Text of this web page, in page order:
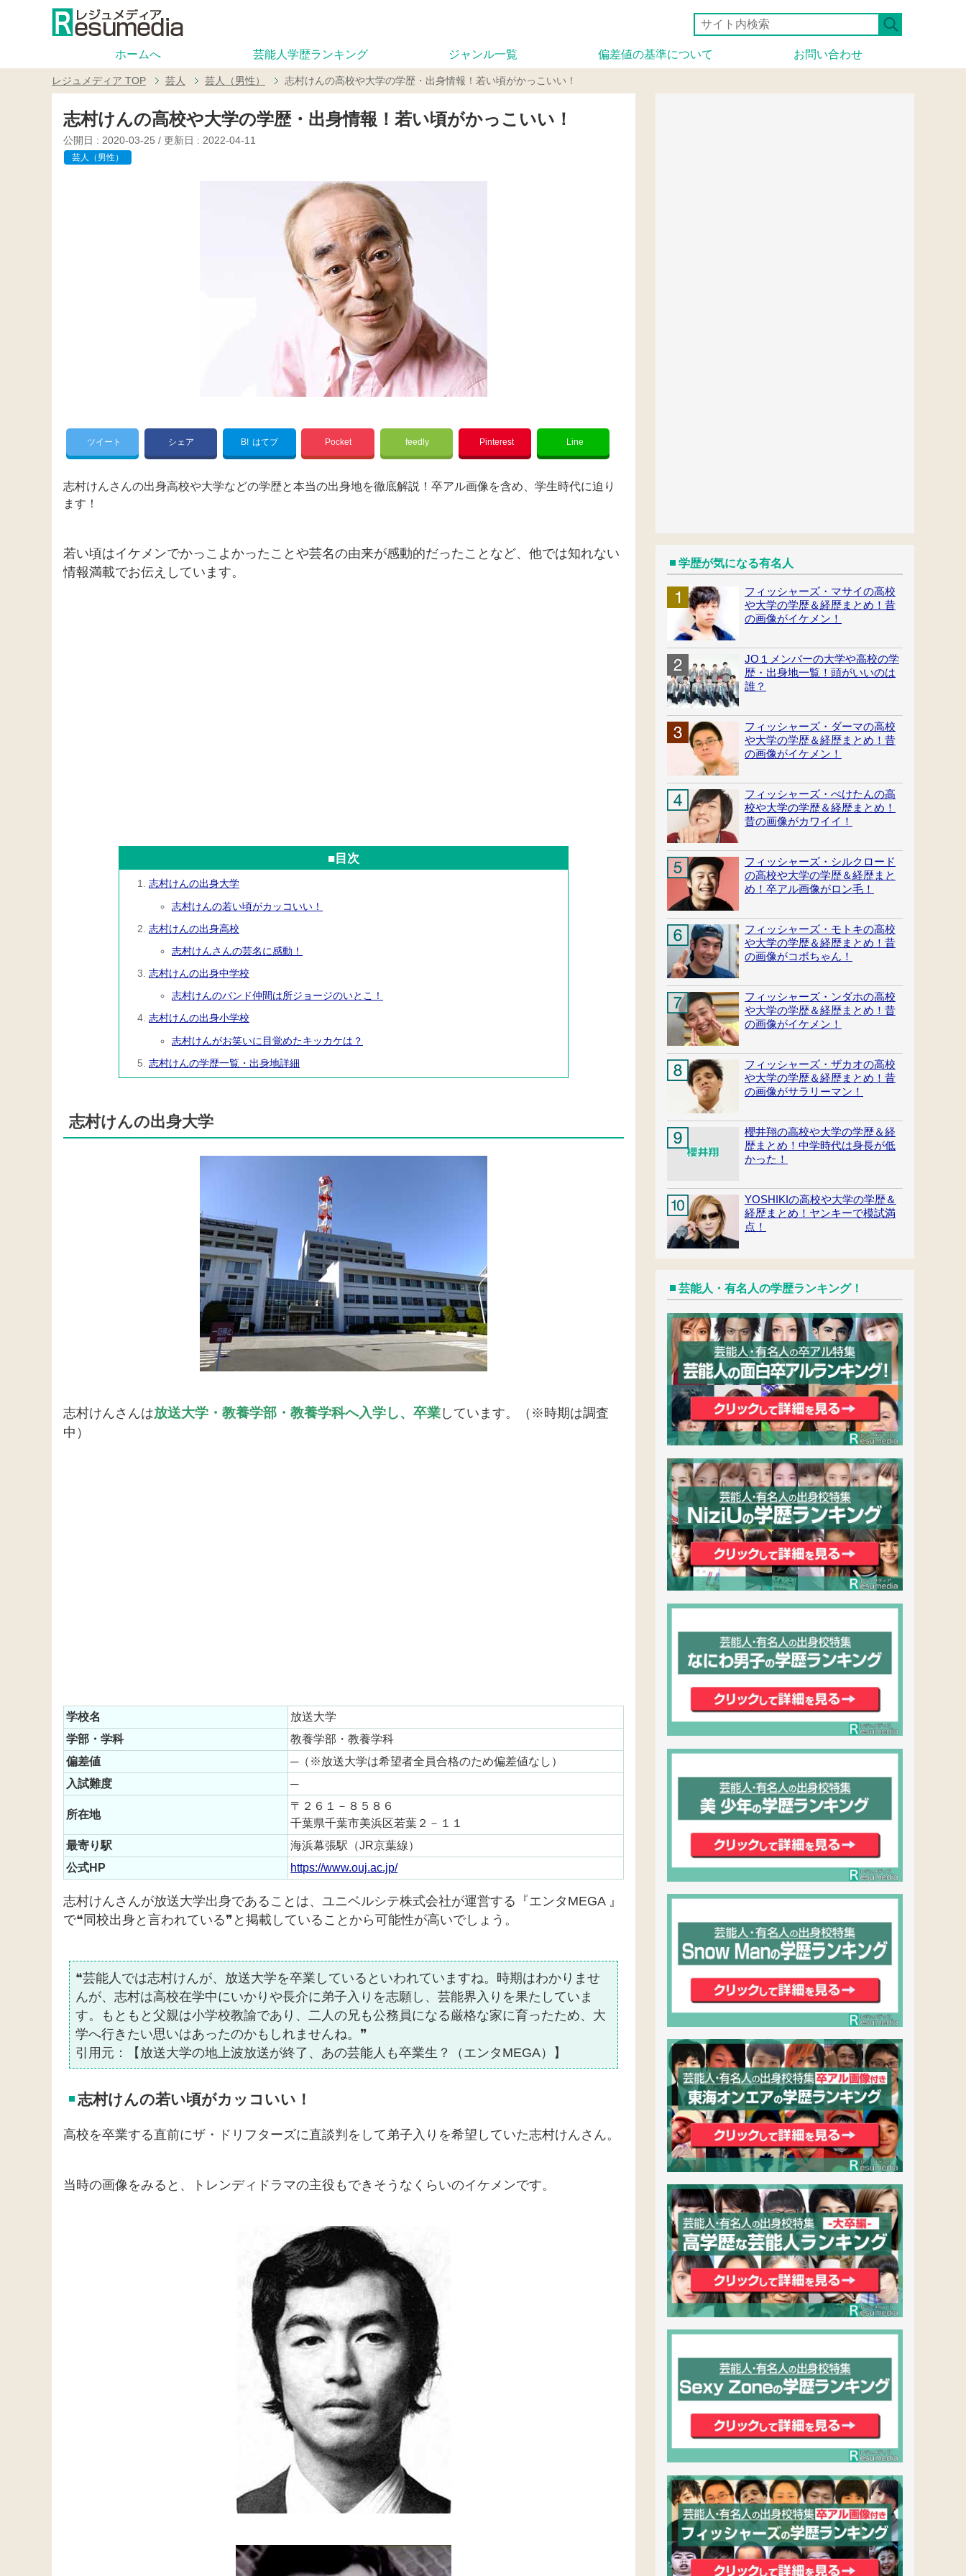
ホームへ 芸能人学歴ランキング ジャンル一覧 偏差値の基準について お問い合わせ
レジュメディア TOP 芸人 芸人（男性） 志村けんの高校や大学の学歴・出身情報！若い頃がかっこいい！
志村けんの高校や大学の学歴・出身情報！若い頃がかっこいい！
公開日 : 2020-03-25 / 更新日 : 2022-04-11
芸人（男性）
ツイート シェア B! はてブ Pocket feedly Pinterest Line
志村けんさんの出身高校や大学などの学歴と本当の出身地を徹底解説！卒アル画像を含め、学生時代に迫り
ます！
若い頃はイケメンでかっこよかったことや芸名の由来が感動的だったことなど、他では知れない
情報満載でお伝えしています。
■目次
志村けんの出身大学
志村けんの若い頃がカッコいい！
志村けんの出身高校
志村けんさんの芸名に感動！
志村けんの出身中学校
志村けんのバンド仲間は所ジョージのいとこ！
志村けんの出身小学校
志村けんがお笑いに目覚めたキッカケは？
志村けんの学歴一覧・出身地詳細
志村けんの出身大学
志村けんさんは放送大学・教養学部・教養学科へ入学し、卒業 しています。（※時期は調査
中）
学校名
放送大学
学部・学科
教養学部・教養学科
偏差値
─（※放送大学は希望者全員合格のため偏差値なし）
入試難度
─
所在地
〒２６１－８５８６
千葉県千葉市美浜区若葉２－１１
最寄り駅
海浜幕張駅（JR京葉線）
公式HP
https://www.ouj.ac.jp/
志村けんさんが放送大学出身であることは、ユニベルシテ株式会社が運営する『エンタMEGA 』
で❝同校出身と言われている❞と掲載していることから可能性が高いでしょう。
❝芸能人では志村けんが、放送大学を卒業しているといわれていますね。時期はわかりませ
んが、志村は高校在学中にいかりや長介に弟子入りを志願し、芸能界入りを果たしていま
す。もともと父親は小学校教諭であり、二人の兄も公務員になる厳格な家に育ったため、大
学へ行きたい思いはあったのかもしれませんね。❞
引用元：【放送大学の地上波放送が終了、あの芸能人も卒業生？（エンタMEGA）】
志村けんの若い頃がカッコいい！
高校を卒業する直前にザ・ドリフターズに直談判をして弟子入りを希望していた志村けんさん。
当時の画像をみると、トレンディドラマの主役もできそうなくらいのイケメンです。
学歴が気になる有名人
フィッシャーズ・マサイの高校
や大学の学歴＆経歴まとめ！昔
の画像がイケメン！
JO１メンバーの大学や高校の学
歴・出身地一覧！頭がいいのは
誰？
フィッシャーズ・ダーマの高校
や大学の学歴＆経歴まとめ！昔
の画像がイケメン！
フィッシャーズ・ぺけたんの高
校や大学の学歴＆経歴まとめ！
昔の画像がカワイイ！
フィッシャーズ・シルクロード
の高校や大学の学歴＆経歴まと
め！卒アル画像がロン毛！
フィッシャーズ・モトキの高校
や大学の学歴＆経歴まとめ！昔
の画像がコボちゃん！
フィッシャーズ・ンダホの高校
や大学の学歴＆経歴まとめ！昔
の画像がイケメン！
フィッシャーズ・ザカオの高校
や大学の学歴＆経歴まとめ！昔
の画像がサラリーマン！
櫻井翔の高校や大学の学歴＆経
歴まとめ！中学時代は身長が低
かった！
YOSHIKIの高校や大学の学歴＆
経歴まとめ！ヤンキーで模試満
点！
芸能人・有名人の学歴ランキング！